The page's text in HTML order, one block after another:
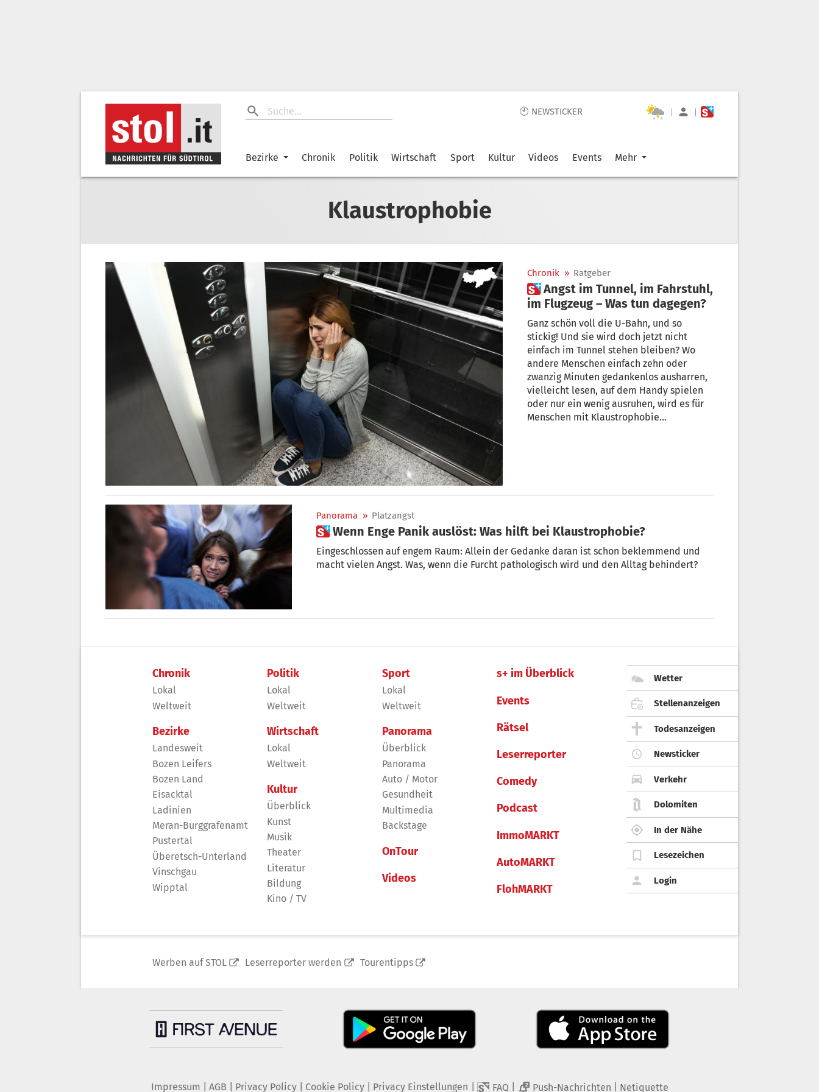
🕙 NEWSTICKER | |
Bezirke Chronik Politik Wirtschaft Sport Kultur Videos Events Mehr
Klaustrophobie
Chronik » Ratgeber
 Angst im Tunnel, im Fahrstuhl,
im Flugzeug – Was tun dagegen?
Ganz schön voll die U-Bahn, und so
stickig! Und sie wird doch jetzt nicht
einfach im Tunnel stehen bleiben? Wo
andere Menschen einfach zehn oder
zwanzig Minuten gedankenlos ausharren,
vielleicht lesen, auf dem Handy spielen
oder nur ein wenig ausruhen, wird es für
Menschen mit Klaustrophobie
Panorama » Platzangst
 Wenn Enge Panik auslöst: Was hilft bei Klaustrophobie?
Eingeschlossen auf engem Raum: Allein der Gedanke daran ist schon beklemmend und
macht vielen Angst. Was, wenn die Furcht pathologisch wird und den Alltag behindert?
Chronik
Lokal
Weltweit
Bezirke
Landesweit
Bozen Leifers
Bozen Land
Eisacktal
Ladinien
Meran-Burggrafenamt
Pustertal
Überetsch-Unterland
Vinschgau
Wipptal
Politik
Lokal
Weltweit
Wirtschaft
Lokal
Weltweit
Kultur
Überblick
Kunst
Musik
Theater
Literatur
Bildung
Kino / TV
Sport
Lokal
Weltweit
Panorama
Überblick
Panorama
Auto / Motor
Gesundheit
Multimedia
Backstage
OnTour
Videos
s+ im Überblick
Events
Rätsel
Leserreporter
Comedy
Podcast
ImmoMARKT
AutoMARKT
FlohMARKT
Wetter
Stellenanzeigen
Todesanzeigen
Newsticker
Verkehr
Dolomiten
In der Nähe
Lesezeichen
Login
Werben auf STOL Leserreporter werden Tourentipps
Impressum AGB Privacy Policy| Cookie Policy| Privacy Einstellungen FAQ 2 Push-Nachrichten Netiquette